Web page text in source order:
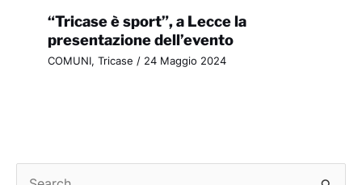
“Tricase è sport”, a Lecce la
presentazione dell’evento
COMUNI, Tricase / 24 Maggio 2024